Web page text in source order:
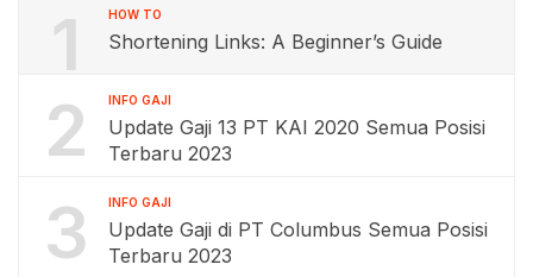
1 HOW TO
Shortening Links: A Beginner’s Guide
2 INFO GAJI
Update Gaji 13 PT KAI 2020 Semua Posisi
Terbaru 2023
3 INFO GAJI
Update Gaji di PT Columbus Semua Posisi
Terbaru 2023